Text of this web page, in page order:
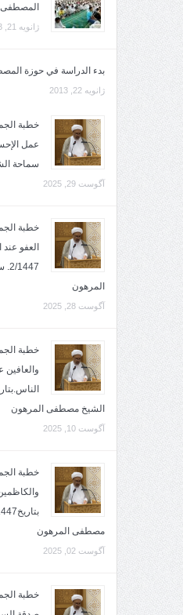
المصطفى
ژانویه 21, 2013
بدء الدراسة في حوزة
ژانویه 22, 2013
سماحة
آگوست 29, 2025
2/
المرهون
آگوست 28, 2025
والعافين
الشيخ مصطفى المرهون
آگوست 10, 2025
مصطفى المرهون
آگوست 02, 2025